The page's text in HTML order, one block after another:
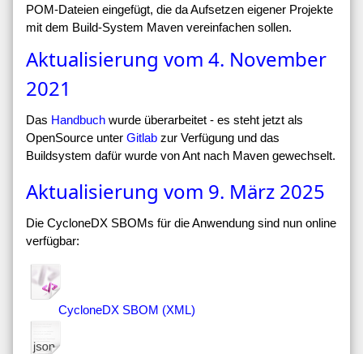
POM-Dateien eingefügt, die da Aufsetzen eigener Projekte
mit dem Build-System Maven vereinfachen sollen.
Aktualisierung vom 4. November
2021
Das Handbuch wurde überarbeitet - es steht jetzt als
OpenSource unter Gitlab zur Verfügung und das
Buildsystem dafür wurde von Ant nach Maven gewechselt.
Aktualisierung vom 9. März 2025
Die CycloneDX SBOMs für die Anwendung sind nun online
verfügbar:
CycloneDX SBOM (XML)